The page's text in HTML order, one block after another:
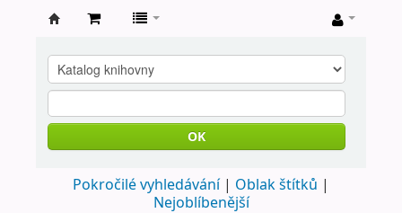
knihovna
Nové
Město
Metují
OK
Pokročilé vyhledávání
Oblak štítků
Nejoblíbenější